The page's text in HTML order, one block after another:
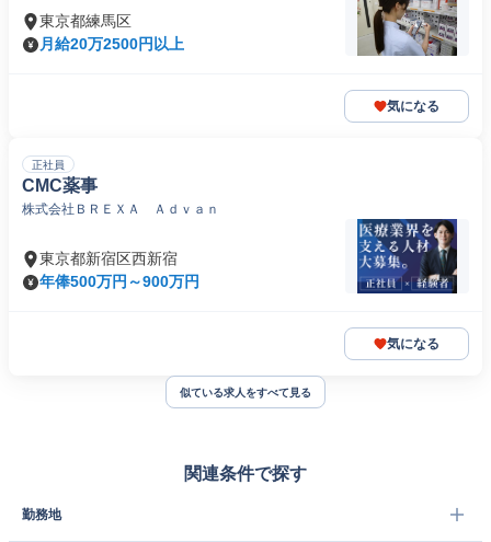
東京都練馬区
月給20万2500円以上
気になる
正社員
CMC薬事
株式会社ＢＲＥＸＡ Ａｄｖａｎ
東京都新宿区西新宿
年俸500万円～900万円
気になる
似ている求人をすべて見る
関連条件で探す
勤務地